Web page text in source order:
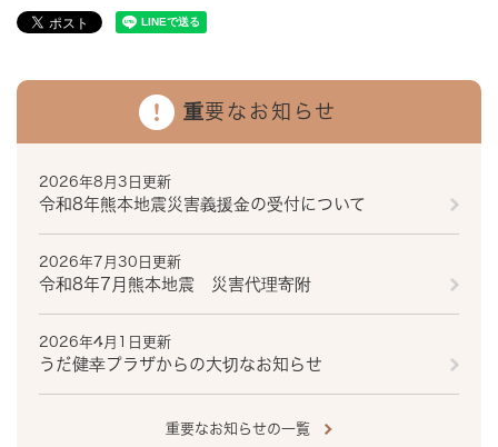
重要なお知らせ
2026年8月3日更新
令和8年熊本地震災害義援金の受付について
2026年7月30日更新
令和8年7月熊本地震 災害代理寄附
2026年4月1日更新
うだ健幸プラザからの大切なお知らせ
重要なお知らせの一覧